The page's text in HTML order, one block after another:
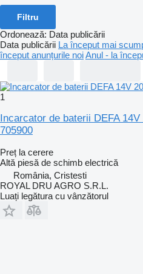
Filtru
Ordonează: Data publicării
Data publicării La început mai
început anunțurile noiAnul - la
1
Incarcator de baterii DEFA
705900
Preț la cerere
Altă piesă de schimb electrică
România, Cristesti
ROYAL DRU AGRO S.R.L.
Luați legătura cu vânzătorul